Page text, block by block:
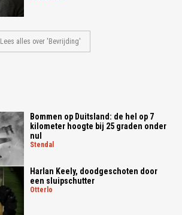
Lees alles over 'Bevrijding'
Bommen op Duitsland: de hel op 7
kilometer hoogte bij 25 graden onder
nul
stendal
Harlan Keely, doodgeschoten door
een sluipschutter
otterlo